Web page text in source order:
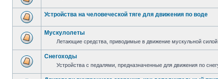
Устройства на человеческой тяге для движения по воде
Мускулолеты
Летающие средства, приводимые в движение мускульной силой
Снегоходы
Устройства с педалями, предназначенные для движения по